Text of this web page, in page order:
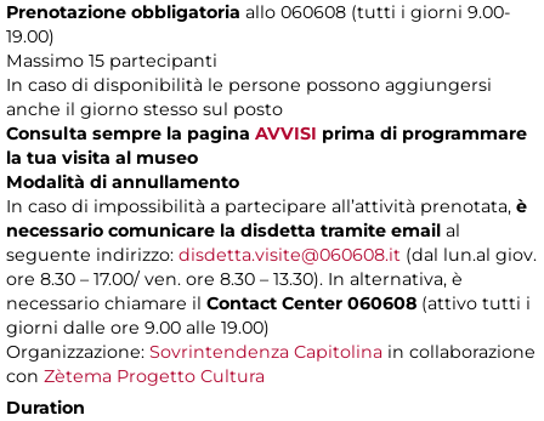
Prenotazione obbligatoria allo 060608 (tutti i giorni 9.00-
19.00)
Massimo 15 partecipanti
In caso di disponibilità le persone possono aggiungersi
anche il giorno stesso sul posto
Consulta sempre la pagina AVVISI prima di programmare
la tua visita al museo
Modalità di annullamento
In caso di impossibilità a partecipare all’attività prenotata, è
necessario comunicare la disdetta tramite email al
seguente indirizzo: disdetta.visite@060608.it (dal lun.al giov.
ore 8.30 – 17.00/ ven. ore 8.30 – 13.30). In alternativa, è
necessario chiamare il Contact Center 060608 (attivo tutti i
giorni dalle ore 9.00 alle 19.00)
Organizzazione: Sovrintendenza Capitolina in collaborazione
con Zètema Progetto Cultura
Duration